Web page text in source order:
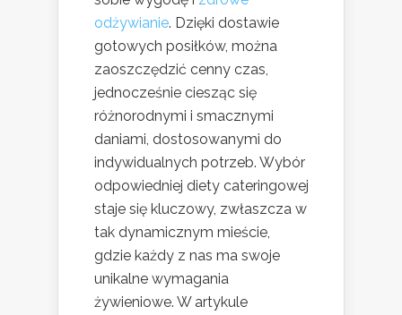
odżywianie. Dzięki dostawie
gotowych posiłków, można
zaoszczędzić cenny czas,
jednocześnie ciesząc się
różnorodnymi i smacznymi
daniami, dostosowanymi do
indywidualnych potrzeb. Wybór
odpowiedniej diety cateringowej
staje się kluczowy, zwłaszcza w
tak dynamicznym mieście,
gdzie każdy z nas ma swoje
unikalne wymagania
żywieniowe. W artykule